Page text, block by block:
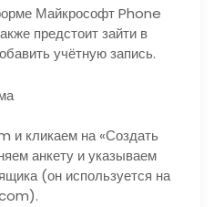
Майкрософт Phone
предстоит зайти в
учётную запись.
и кликаем на «Создать
анкету и указываем
(он используется на